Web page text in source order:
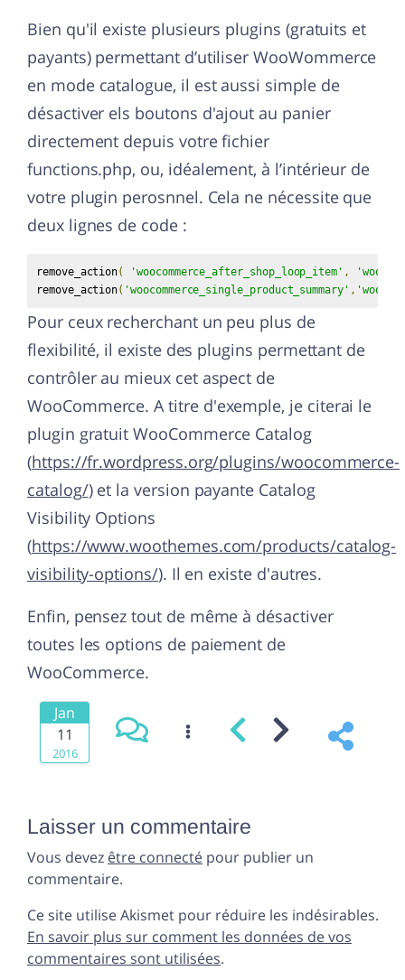
Bien qu'il existe plusieurs plugins (gratuits et
payants) permettant d’utiliser WooWommerce
en mode catalogue, il est aussi simple de
désactiver els boutons d'ajout au panier
directement depuis votre fichier
functions.php, ou, idéalement, à l’intérieur de
votre plugin perosnnel. Cela ne nécessite que
deux lignes de code :
remove_action( 'woocommerce_after_shop_loop_item' ,
remove_action( 'woocommerce_single_product_summary' ,
Pour ceux recherchant un peu plus de
flexibilité, il existe des plugins permettant de
contrôler au mieux cet aspect de
WooCommerce. A titre d'exemple, je citerai le
plugin gratuit WooCommerce Catalog
(https://fr.wordpress.org/plugins/woocommerce-
catalog/) et la version payante Catalog
Visibility Options
(https://www.woothemes.com/products/catalog-
visibility-options/). Il en existe d'autres.
Enfin, pensez tout de même à désactiver
toutes les options de paiement de
WooCommerce.
Jan
11
2016
Laisser un commentaire
Vous devez être connecté pour publier un
commentaire.
Ce site utilise Akismet pour réduire les indésirables.
En savoir plus sur comment les données de vos
commentaires sont utilisées.